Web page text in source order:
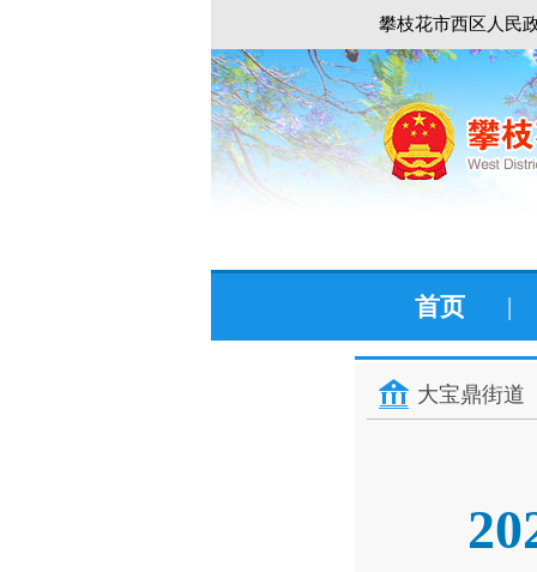
攀枝花市西区人民
首页 |
大宝鼎街道